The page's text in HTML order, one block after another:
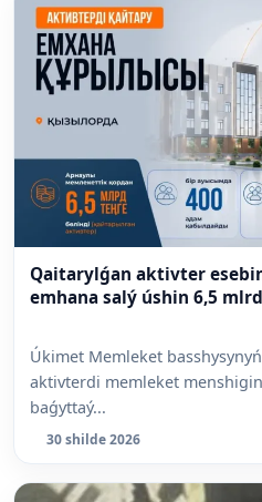
Qaitarylǵan aktivter
emhana salý úshin 6,5
Úkimet Memleket
aktivterdi memleket
baǵyttaý...
30 shilde 2026